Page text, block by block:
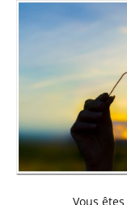
Vous êtes